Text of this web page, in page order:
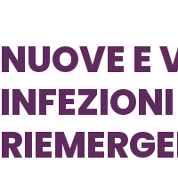
NUOVE E
INFEZIONI